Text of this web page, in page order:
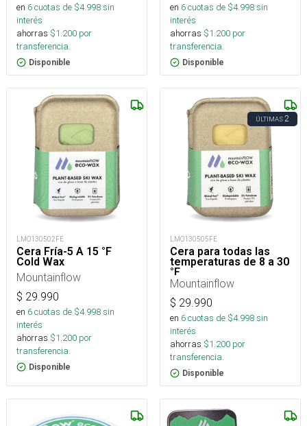
en 6cuotas de $4.998sin
interés
ahorras $1.200 por
transferencia.
Disponible
en 6cuotas de $4.998sin
interés
ahorras $1.200 por
transferencia.
Disponible
LMO130502FE
Cera Fría-5 A 15 °F
Cold Wax
Mountainflow
$ 29.990
en 6cuotas de $4.998sin
interés
ahorras $1.200 por
transferencia.
Disponible
ÚLTIMAS2
LMO130505FE
Cera para todas las
temperaturas de 8 a 30
°F
Mountainflow
$ 29.990
en 6cuotas de $4.998sin
interés
ahorras $1.200 por
transferencia.
Disponible